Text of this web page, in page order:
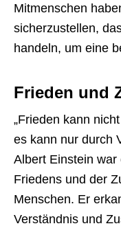
Mitmenschen
sicherzustellen,
handeln, um eine
Frieden und
„Frieden kann
es kann nur durch
Albert Einstein
Friedens und der
Menschen. Er
Verständnis und